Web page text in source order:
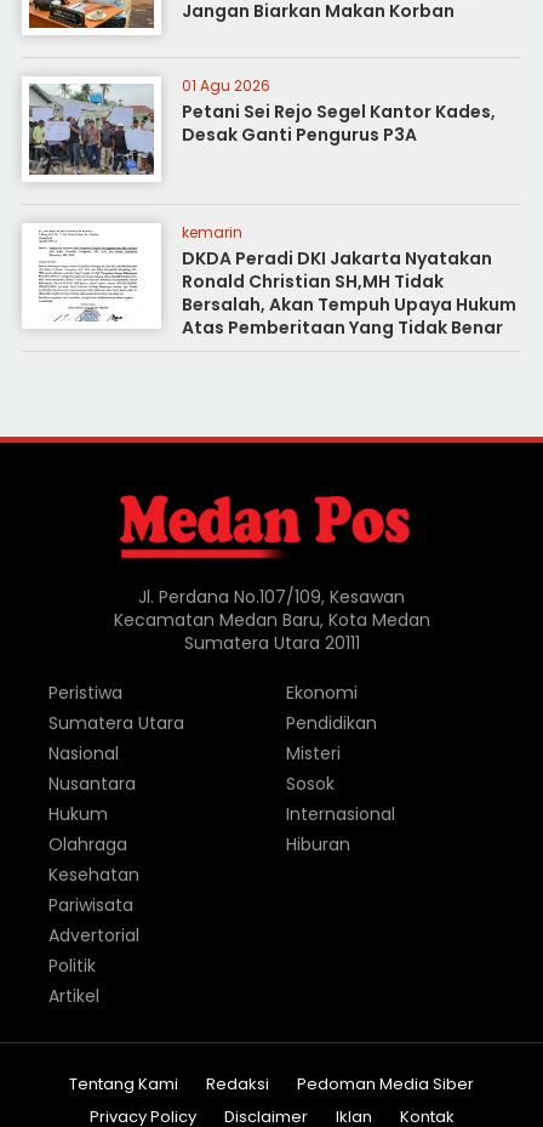
Jangan Biarkan Makan Korban
01 Agu 2026
Petani Sei Rejo Segel Kantor Kades,
Desak Ganti Pengurus P3A
kemarin
DKDA Peradi DKI Jakarta Nyatakan
Ronald Christian SH,MH Tidak
Bersalah, Akan Tempuh Upaya Hukum
Atas Pemberitaan Yang Tidak Benar
Jl. Perdana No.107/109, Kesawan
Kecamatan Medan Baru, Kota Medan
Sumatera Utara 20111
Peristiwa
Sumatera Utara
Nasional
Nusantara
Hukum
Olahraga
Ekonomi
Pendidikan
Misteri
Sosok
Internasional
Hiburan
Kesehatan
Pariwisata
Advertorial
Politik
Artikel
Tentang Kami Redaksi
Pedoman Media Siber
Privacy Policy
Disclaimer Iklan Kontak